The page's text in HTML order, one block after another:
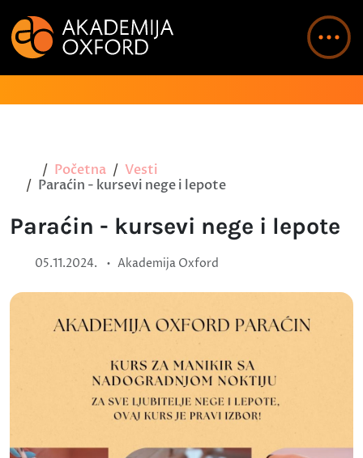
Početna
Vesti
Paraćin - kursevi nege i lepote
Paraćin - kursevi nege i lepote
05.11.2024. • Akademija Oxford